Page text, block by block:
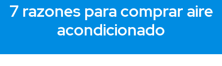
7 razones para comprar aire
acondicionado